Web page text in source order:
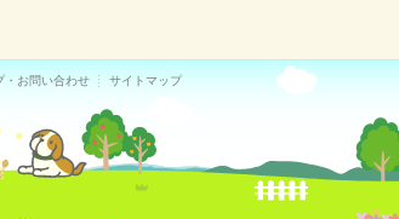
・お問い合わせ サイトマップ